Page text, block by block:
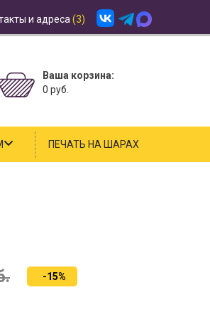
и адреса (3)
Ваша корзина:
0 руб.
ПЕЧАТЬ НА ШАРАХ
-15%